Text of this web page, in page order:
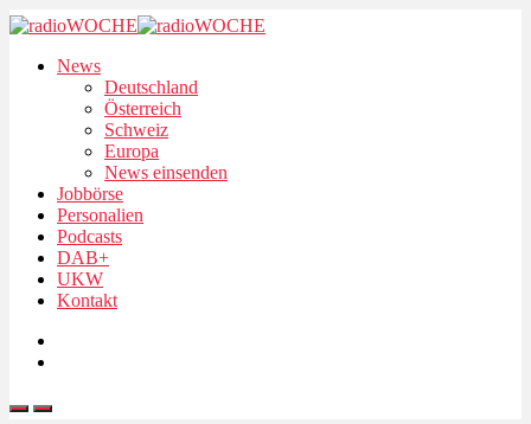
News
Deutschland
Österreich
Schweiz
Europa
News einsenden
Jobbörse
Personalien
Podcasts
DAB+
UKW
Kontakt